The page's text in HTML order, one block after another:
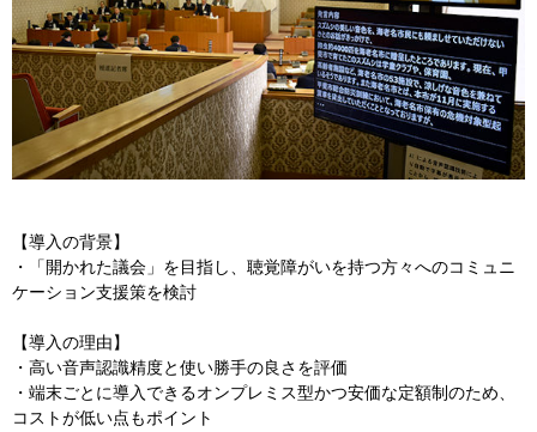
【導入の背景】
・「開かれた議会」を目指し、聴覚障がいを持つ方々へのコミュニ
ケーション支援策を検討
【導入の理由】
・高い音声認識精度と使い勝手の良さを評価
・端末ごとに導入できるオンプレミス型かつ安価な定額制のため、
コストが低い点もポイント